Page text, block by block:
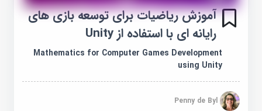
آموزش ریاضیات برای توسعه بازی های
رایانه ای با استفاده از Unity
Mathematics for Computer Games Development
using Unity
Penny de Byl